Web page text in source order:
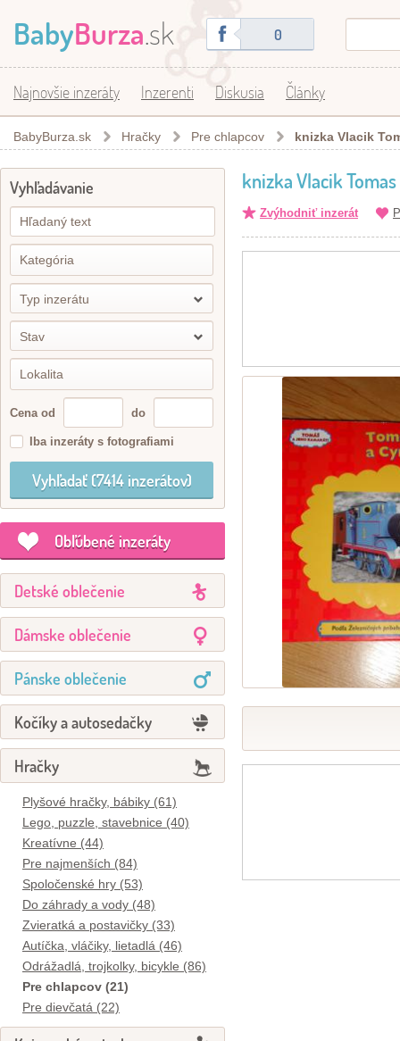
BabyBurza.sk 0
Najnovšie inzeráty Inzerenti Diskusia Články
BabyBurza.sk Hračky Pre chlapcov knizka Vlacik
Vyhľadávanie
Typ inzerátu
Stav
Cena od do
Iba inzeráty s fotografiami
Obľúbené inzeráty
Detské oblečenie
Dámske oblečenie
Pánske oblečenie
Kočíky a autosedačky
Hračky
Plyšové hračky, bábiky (61)
Lego, puzzle, stavebnice (40)
Kreatívne (44)
Pre najmenších (84)
Spoločenské hry (53)
Do záhrady a vody (48)
Zvieratká a postavičky (33)
Autíčka, vláčiky, lietadlá (46)
Odrážadlá, trojkolky, bicykle (86)
Pre chlapcov (21)
Pre dievčatá (22)
knizka Vlacik Tomas
Zvýhodniť inzerát